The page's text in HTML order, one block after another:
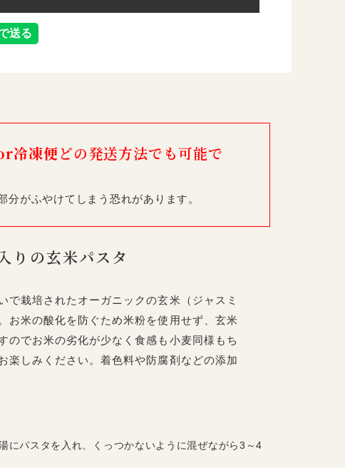
冷凍便どの発送方法でも可能で
がふやけてしまう恐れがあります。
りの玄米パスタ
栽培されたオーガニックの玄米（ジャスミ
お米の酸化を防ぐため米粉を使用せず、玄米
のでお米の劣化が少なく食感も小麦同様もち
楽しみください。着色料や防腐剤などの添加
パスタを入れ、くっつかないように混ぜながら3～4